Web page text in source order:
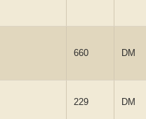
660 DM
229 DM